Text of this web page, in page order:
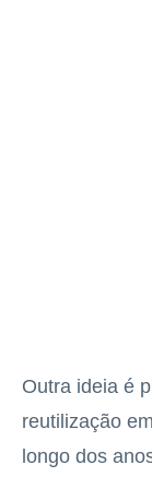
Outra ideia é
reutilização
longo dos